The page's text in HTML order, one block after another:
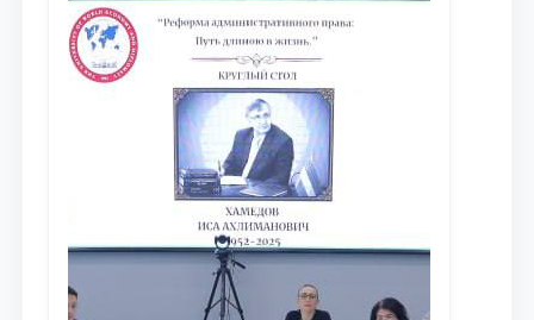
исследований в сфере
противодействия коррупции